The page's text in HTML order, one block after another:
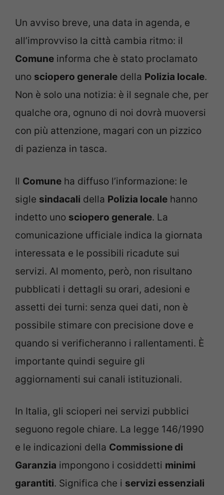
Un avviso breve, una data in agenda, e
all’improvviso la città cambia ritmo: il
Comune informa che è stato proclamato
uno sciopero generale della Polizia locale.
Non è solo una notizia: è il segnale che, per
qualche ora, ognuno di noi dovrà muoversi
con più attenzione, magari con un pizzico
di pazienza in tasca.
Il Comune ha diffuso l’informazione: le
sigle sindacali della Polizia locale hanno
indetto uno sciopero generale. La
comunicazione ufficiale indica la giornata
interessata e le possibili ricadute sui
servizi. Al momento, però, non risultano
pubblicati i dettagli su orari, adesioni e
assetti dei turni: senza quei dati, non è
possibile stimare con precisione dove e
quando si verificheranno i rallentamenti. È
importante quindi seguire gli
aggiornamenti sui canali istituzionali.
In Italia, gli scioperi nei servizi pubblici
seguono regole chiare. La legge 146/1990
e le indicazioni della Commissione di
Garanzia impongono i cosiddetti minimi
garantiti. Significa che i servizi essenziali